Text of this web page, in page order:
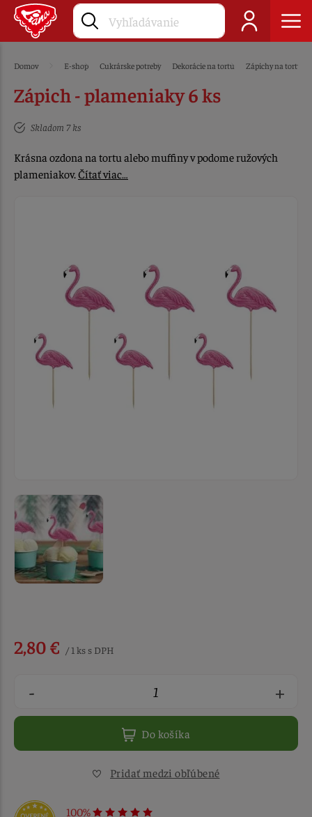
Domov E-shop Cukrárske potreby Dekorácie na tortu Zápichy na tortu
Zápich - plameniaky 6 ks
Skladom 7 ks
Krásna ozdona na tortu alebo muffiny v podome ružových
plameniakov.Čítať viac…
2,80 € / 1 ks s DPH
- +
Do košíka
Pridať medzi obľúbené
100%